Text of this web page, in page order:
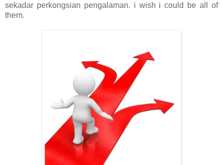
sekadar perkongsian pengalaman. i wish i could be all of
them.